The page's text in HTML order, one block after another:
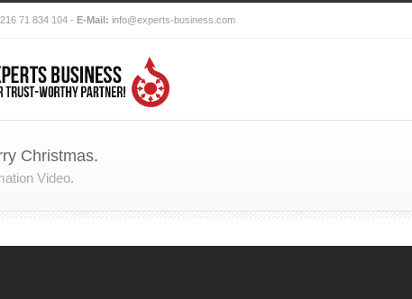
71 834 104 - E-Mail: info@experts-business.com
Christmas.
Video.